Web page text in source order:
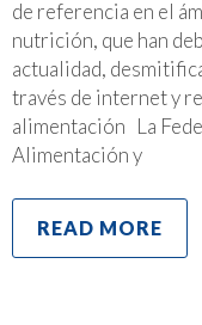
de referencia en el
nutrición, que han
actualidad,
través de internet y
alimentación La
Alimentación y
READ MORE